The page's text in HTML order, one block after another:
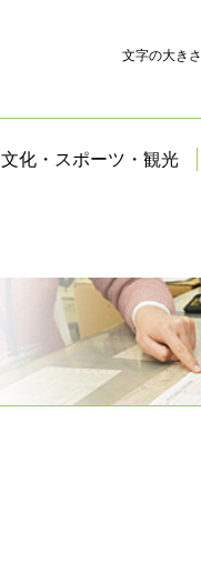
文字の大きさ
文化・スポーツ・観光